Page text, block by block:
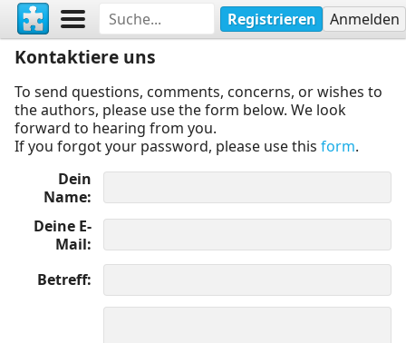
Registrieren Anmelden
Kontaktiere uns
To send questions, comments, concerns, or wishes to
the authors, please use the form below. We look
forward to hearing from you.
If you forgot your password, please use this form.
Dein
Name
Deine E-
Mail
Betreff